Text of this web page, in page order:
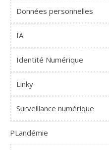
Données personnelles
IA
Identité Numérique
Linky
Surveillance numérique
PLandémie